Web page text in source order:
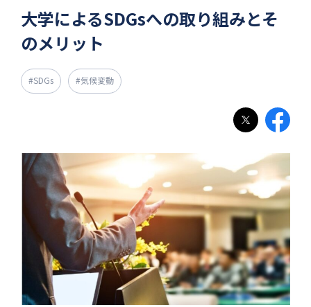
大学によるSDGsへの取り組みとそ
のメリット
#SDGs #気候変動